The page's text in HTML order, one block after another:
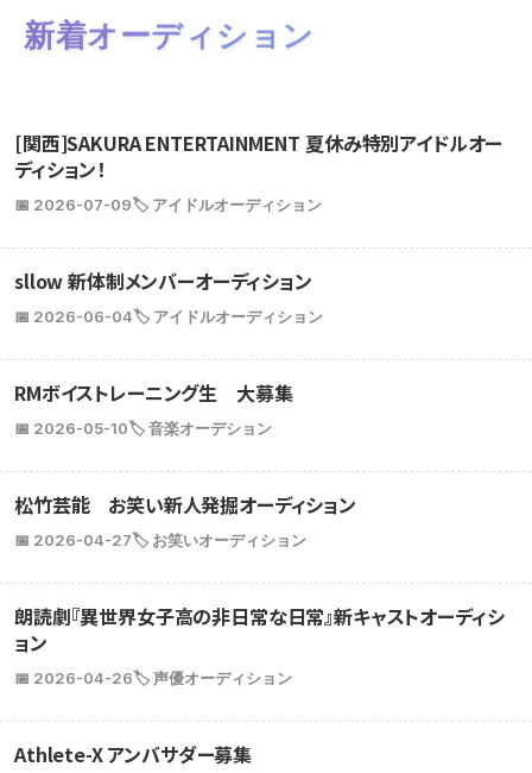
新着オーディション
[関西]SAKURA ENTERTAINMENT 夏休み特別アイドルオー
ディション！
📅 2026-07-09🏷️ アイドルオーディション
sllow 新体制メンバーオーディション
📅 2026-06-04🏷️ アイドルオーディション
RMボイストレーニング生 大募集
📅 2026-05-10🏷️ 音楽オーデション
松竹芸能 お笑い新人発掘オーディション
📅 2026-04-27🏷️ お笑いオーディション
朗読劇『異世界女子高の非日常な日常』新キャストオーディシ
ョン
📅 2026-04-26🏷️ 声優オーディション
Athlete-X アンバサダー募集